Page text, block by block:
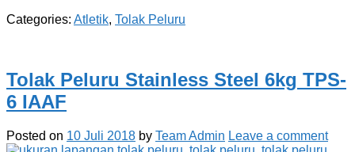
Categories: Atletik, Tolak Peluru
Tolak Peluru Stainless Steel 6kg TPS-
6 IAAF
Posted on 10 Juli 2018 by Team Admin Leave a comment